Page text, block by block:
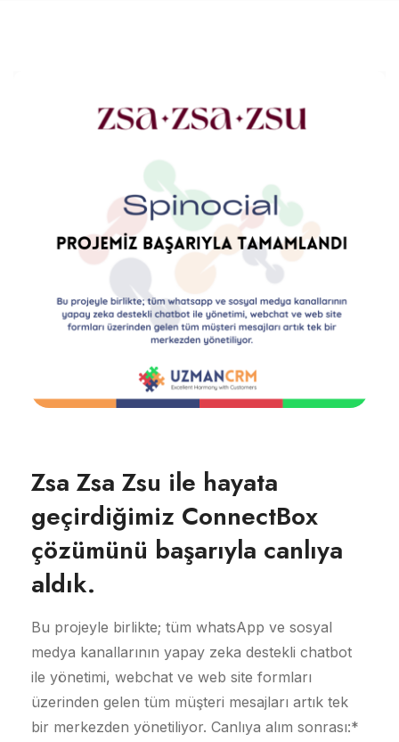
Zsa Zsa Zsu ile hayata
geçirdiğimiz ConnectBox
çözümünü başarıyla canlıya
aldık.
Bu projeyle birlikte; tüm whatsApp ve sosyal
medya kanallarının yapay zeka destekli chatbot
ile yönetimi, webchat ve web site formları
üzerinden gelen tüm müşteri mesajları artık tek
bir merkezden yönetiliyor. Canlıya alım sonrası:*